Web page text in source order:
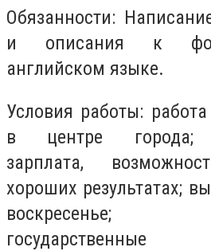
Обязанности:
и описания к
английском языке.
Условия работы:
в центре города;
зарплата,
хороших результатах;
воскресенье;